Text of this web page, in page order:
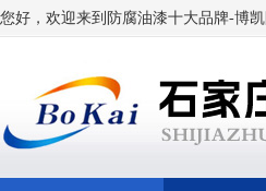
您好，欢迎来到 防腐油漆十大品牌-博凯